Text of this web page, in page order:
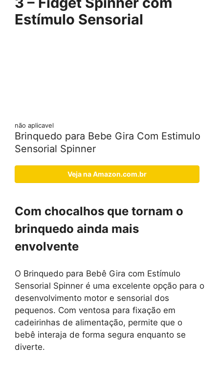
Estímulo Sensorial
não aplicavel
Brinquedo para Bebe Gira Com Estimulo
Sensorial Spinner
Veja na Amazon.com.br
Com chocalhos que tornam o
brinquedo ainda mais
envolvente
O Brinquedo para Bebê Gira com Estímulo
Sensorial Spinner é uma excelente opção para o
desenvolvimento motor e sensorial dos
pequenos. Com ventosa para fixação em
cadeirinhas de alimentação, permite que o
bebê interaja de forma segura enquanto se
diverte.